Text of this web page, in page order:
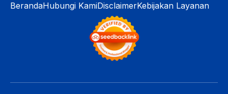
BerandaHubungi KamiDisclaimerKebijakan Layanan